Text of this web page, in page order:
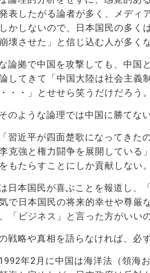
表したがる論者が多く、メディ
かしないので、日本国民の多く
壊させた」と信じ込む人が多く
論拠で中国を攻撃しても、中国
してきて「中国大陸は社会主義
・・」とせせら笑うだけだろう。
のような論理では中国に勝てな
習近平が四面楚歌になってきた
李克強と権力闘争を展開してい
もたらすことにしか貢献しない。
日本国民が喜ぶことを報道し、
で日本国民の将来的幸せや尊厳
「ビジネス」と言った方がいい
戦略や真相を語らなければ、必
年2月に中国は海洋法（領海